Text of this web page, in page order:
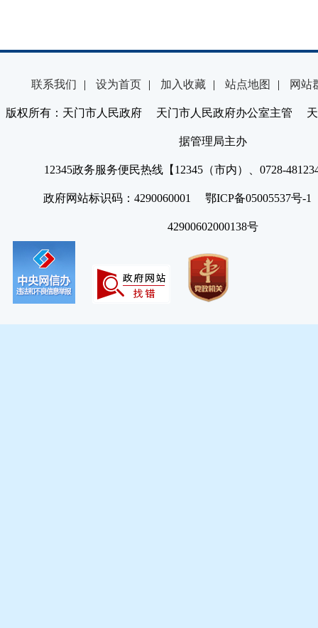
联系我们 | 设为首页 | 加入收藏 | 站点地图 | 网站
版权所有：天门市人民政府 天门市人民政府办公室主管 天
据管理局主办
12345政务服务便民热线【12345（市内）、0728-
政府网站标识码：4290060001 鄂ICP备05005537号
42900602000138号